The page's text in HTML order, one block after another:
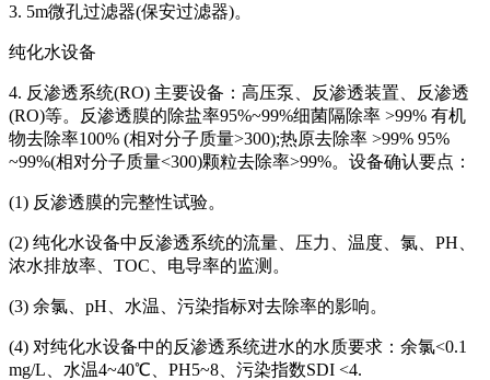
3. 5m微孔过滤器(保安过滤器)。
纯化水设备
4. 反渗透系统(RO) 主要设备：高压泵、反渗透装置、反渗透
(RO)等。反渗透膜的除盐率95%~99%细菌隔除率 >99% 有机
物去除率100% (相对分子质量>300);热原去除率 >99% 95%
~99%(相对分子质量<300)颗粒去除率>99%。设备确认要点：
(1) 反渗透膜的完整性试验。
(2) 纯化水设备中反渗透系统的流量、压力、温度、氯、PH、
浓水排放率、TOC、电导率的监测。
(3) 余氯、pH、水温、污染指标对去除率的影响。
(4) 对纯化水设备中的反渗透系统进水的水质要求：余氯<0.1
mg/L、水温4~40℃、PH5~8、污染指数SDI <4.